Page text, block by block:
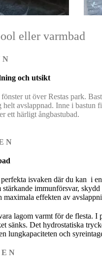
eller varmbad
N
och utsikt
ut över Restas park.
avslappnad. Inne i
ett härligt ångbastubad.
N
isvaken där du kan i
immunförsvar,
maximala effekten av
lagom varmt för de flesta. I
sänks. Det hydrostatiska
lungkapaciteten och
N